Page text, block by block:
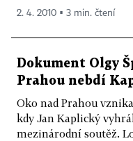
2. 4. 2010 ▪ 3 min. čtení
Dokument Olgy
Prahou nebdí
Oko nad Prahou
kdy Jan Kaplický
mezinárodní soutěž.